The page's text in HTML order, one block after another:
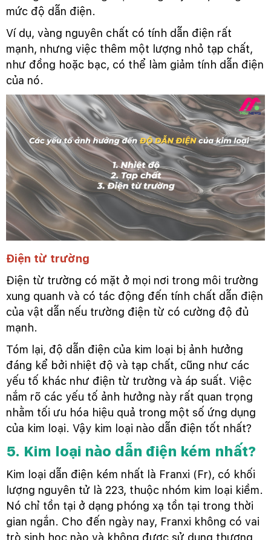
mức độ dẫn điện.
Ví dụ, vàng nguyên chất có tính dẫn điện rất
mạnh, nhưng việc thêm một lượng nhỏ tạp chất,
như đồng hoặc bạc, có thể làm giảm tính dẫn điện
của nó.
Điện từ trường
Điện từ trường có mặt ở mọi nơi trong môi trường
xung quanh và có tác động đến tính chất dẫn điện
của vật dẫn nếu trường điện từ có cường độ đủ
mạnh.
Tóm lại, độ dẫn điện của kim loại bị ảnh hưởng
đáng kể bởi nhiệt độ và tạp chất, cũng như các
yếu tố khác như điện từ trường và áp suất. Việc
nắm rõ các yếu tố ảnh hưởng này rất quan trọng
nhằm tối ưu hóa hiệu quả trong một số ứng dụng
của kim loại. Vậy kim loại nào dẫn điện tốt nhất?
5. Kim loại nào dẫn điện kém nhất?
Kim loại dẫn điện kém nhất là Franxi (Fr), có khối
lượng nguyên tử là 223, thuộc nhóm kim loại kiềm.
Nó chỉ tồn tại ở dạng phóng xạ tồn tại trong thời
gian ngắn. Cho đến ngày nay, Franxi không có vai
trò sinh học nào và không được sử dụng thương